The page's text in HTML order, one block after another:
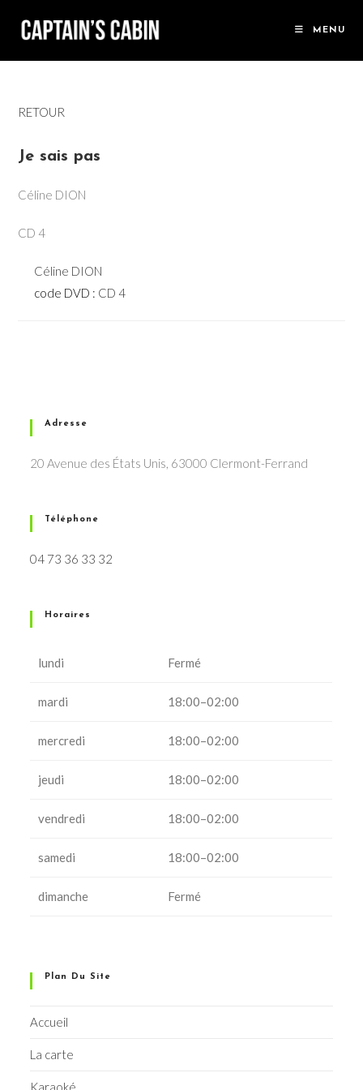
MENU
RETOUR
Je sais pas
Céline DION
CD 4
Céline DION
code DVD : CD 4
Adresse
20 Avenue des États Unis, 63000 Clermont-Ferrand
Téléphone
04 73 36 33 32
Horaires
lundi Fermé
mardi 18:00–02:00
mercredi 18:00–02:00
jeudi 18:00–02:00
vendredi 18:00–02:00
samedi 18:00–02:00
dimanche Fermé
Plan Du Site
Accueil
La carte
Karaoké